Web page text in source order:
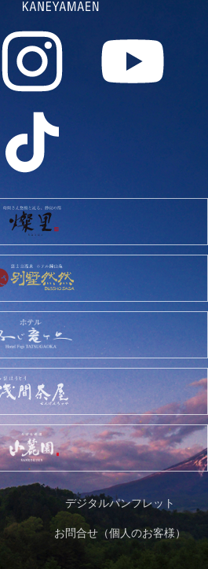
デジタルパンフレット
お問合せ（個人のお客様）